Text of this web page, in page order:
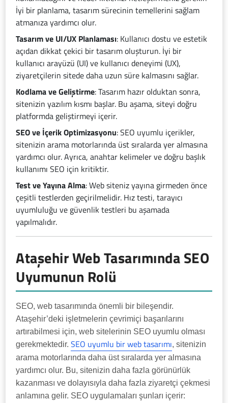
İyi bir planlama, tasarım sürecinin temellerini sağlam
atmanıza yardımcı olur.
Tasarım ve UI/UX Planlaması: Kullanıcı dostu ve estetik
açıdan dikkat çekici bir tasarım oluşturun. İyi bir
kullanıcı arayüzü (UI) ve kullanıcı deneyimi (UX),
ziyaretçilerin sitede daha uzun süre kalmasını sağlar.
Kodlama ve Geliştirme: Tasarım hazır olduktan sonra,
sitenizin yazılım kısmı başlar. Bu aşama, siteyi doğru
platformda geliştirmeyi içerir.
SEO ve İçerik Optimizasyonu: SEO uyumlu içerikler,
sitenizin arama motorlarında üst sıralarda yer almasına
yardımcı olur. Ayrıca, anahtar kelimeler ve doğru başlık
kullanımı SEO için kritiktir.
Test ve Yayına Alma: Web siteniz yayına girmeden önce
çeşitli testlerden geçirilmelidir. Hız testi, tarayıcı
uyumluluğu ve güvenlik testleri bu aşamada
yapılmalıdır.
Ataşehir Web Tasarımında SEO
Uyumunun Rolü
SEO, web tasarımında önemli bir bileşendir.
Ataşehir’deki işletmelerin çevrimiçi başarılarını
artırabilmesi için, web sitelerinin SEO uyumlu olması
gerekmektedir.SEO uyumlu bir web tasarımı, sitenizin
arama motorlarında daha üst sıralarda yer almasına
yardımcı olur. Bu, sitenizin daha fazla görünürlük
kazanması ve dolayısıyla daha fazla ziyaretçi çekmesi
anlamına gelir. SEO uygulamaları şunları içerir: